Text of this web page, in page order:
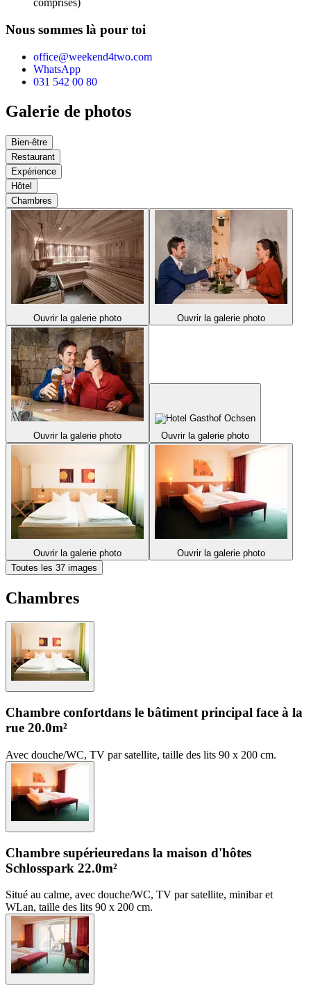
comprises)
Nous sommes là pour toi
office@weekend4two.com
WhatsApp
031 542 00 80
Galerie de photos
Bien-être
Restaurant
Expérience
Hôtel
Chambres
Ouvrir la galerie photo Ouvrir la galerie photo
Ouvrir la galerie photo Ouvrir la galerie photo
Ouvrir la galerie photo
Ouvrir la galerie photo
Toutes les 37 images
Chambres
Chambre confortdans le bâtiment principal face à la
rue 20.0m²
Avec douche/WC, TV par satellite, taille des lits 90 x 200 cm.
Chambre supérieuredans la maison d'hôtes
Schlosspark 22.0m²
Situé au calme, avec douche/WC, TV par satellite, minibar et
WLan, taille des lits 90 x 200 cm.